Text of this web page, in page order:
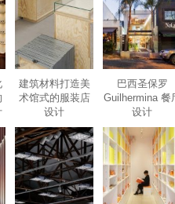
建筑材料打造美
术馆式的服装店
设计
巴西圣保罗
Guilhermina 餐
设计